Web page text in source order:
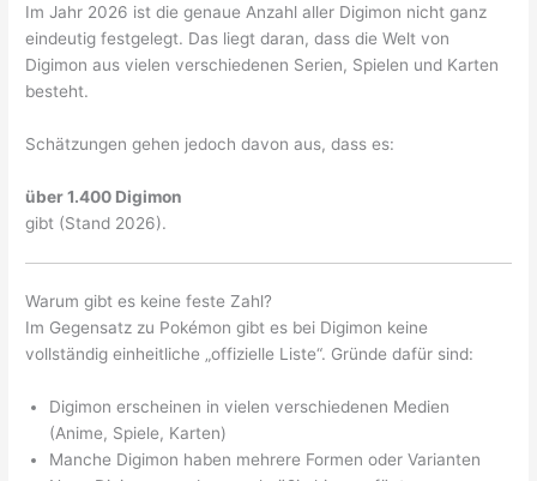
Im Jahr 2026 ist die genaue Anzahl aller Digimon nicht ganz
eindeutig festgelegt. Das liegt daran, dass die Welt von
Digimon aus vielen verschiedenen Serien, Spielen und Karten
besteht.
Schätzungen gehen jedoch davon aus, dass es:
über 1.400 Digimon
gibt (Stand 2026).
Warum gibt es keine feste Zahl?
Im Gegensatz zu Pokémon gibt es bei Digimon keine
vollständig einheitliche „offizielle Liste“. Gründe dafür sind:
Digimon erscheinen in vielen verschiedenen Medien
(Anime, Spiele, Karten)
Manche Digimon haben mehrere Formen oder Varianten